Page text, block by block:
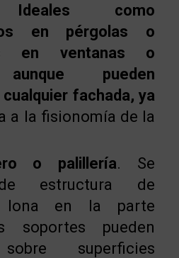
Ideales como
en pérgolas o
en ventanas o
aunque pueden
fachada, ya
a la fisionomía de la
o palillería. Se
estructura de
lona en la parte
soportes pueden
superficies